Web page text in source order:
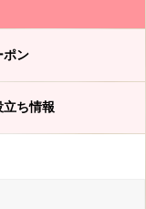
ポン
立ち情報